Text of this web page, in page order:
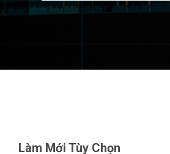
Làm Mới Tùy Chọn